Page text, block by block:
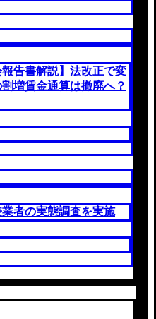
報告書解説】法改正で変
増賃金通算は撤廃へ？
者の実態調査を実施